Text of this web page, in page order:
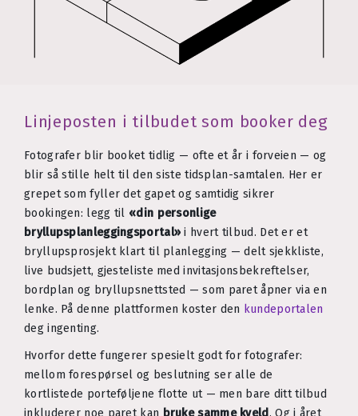
Linjeposten i tilbudet som booker deg
Fotografer blir booket tidlig — ofte et år i forveien — og
blir så stille helt til den siste tidsplan-samtalen. Her er
grepet som fyller det gapet og samtidig sikrer
bookingen: legg til «din personlige
bryllupsplanleggingsportal» i hvert tilbud. Det er et
bryllupsprosjekt klart til planlegging — delt sjekkliste,
live budsjett, gjesteliste med invitasjonsbekreftelser,
bordplan og bryllupsnettsted — som paret åpner via en
lenke. På denne plattformen koster den kundeportalen
deg ingenting.
Hvorfor dette fungerer spesielt godt for fotografer:
mellom forespørsel og beslutning ser alle de
kortlistede porteføljene flotte ut — men bare ditt tilbud